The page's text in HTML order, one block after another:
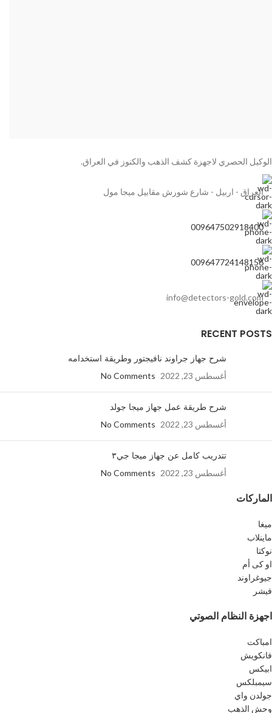
الوكيل الحصري لاجهزة كشف الذهب والكنوز في العراق.
العراق - اربيل - شارع شورش مقابيل ميجا مول
009647502918400
009647724148156
info@detectors-gold.com
RECENT POSTS
شرح جهاز جراوند نافيجتور وطريقة استخدامه
أغسطس 23, 2022 No Comments
شرح طريقة عمل جهاز ميجا جولد
أغسطس 23, 2022 No Comments
تتدريب كامل عن جهاز ميجا جي٣
أغسطس 23, 2022 No Comments
الماركات
ميغا
ماينلاب
نوكتا
او كى أم
جيوغراوند
فيشر
اجهزة النظام الصوتي
امباكت
فانكويش
ابيكس
سيمبلكس
جولدن واي
وحش الذهب